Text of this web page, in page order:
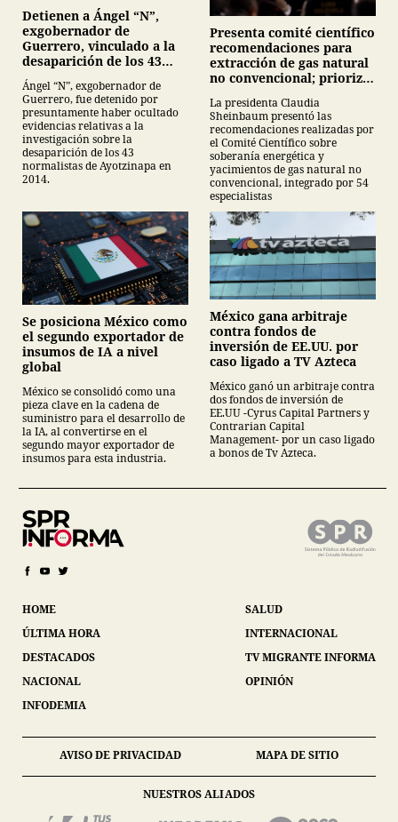
Detienen a Ángel “N”,
exgobernador de
Guerrero, vinculado a la
desaparición de los 43
normalistas de
Ayotzinapa
Ángel “N”, exgobernador de
Guerrero, fue detenido por
presuntamente haber ocultado
evidencias relativas a la
investigación sobre la
desaparición de los 43
normalistas de Ayotzinapa en
2014.
Presenta comité científico
recomendaciones para
extracción de gas natural
no convencional; prioriza
descarta yacimiento
Tampico-Misantla
La presidenta Claudia
Sheinbaum presentó las
recomendaciones realizadas por
el Comité Científico sobre
soberanía energética y
yacimientos de gas natural no
convencional, integrado por 54
especialistas
Se posiciona México como
el segundo exportador de
insumos de IA a nivel
global
México se consolidó como una
pieza clave en la cadena de
suministro para el desarrollo de
la IA, al convertirse en el
segundo mayor exportador de
insumos para esta industria.
México gana arbitraje
contra fondos de
inversión de EE.UU. por
caso ligado a TV Azteca
México ganó un arbitraje contra
dos fondos de inversión de
EE.UU -Cyrus Capital Partners y
Contrarian Capital
Management- por un caso ligado
a bonos de Tv Azteca.
HOME
ÚLTIMA HORA
DESTACADOS
NACIONAL
INFODEMIA
SALUD
INTERNACIONAL
TV MIGRANTE INFORMA
OPINIÓN
AVISO DE PRIVACIDAD MAPA DE SITIO
NUESTROS ALIADOS